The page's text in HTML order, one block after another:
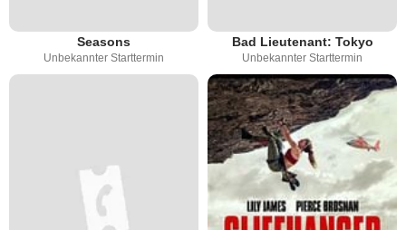
Seasons
Unbekannter Starttermin
Bad Lieutenant: Tokyo
Unbekannter Starttermin